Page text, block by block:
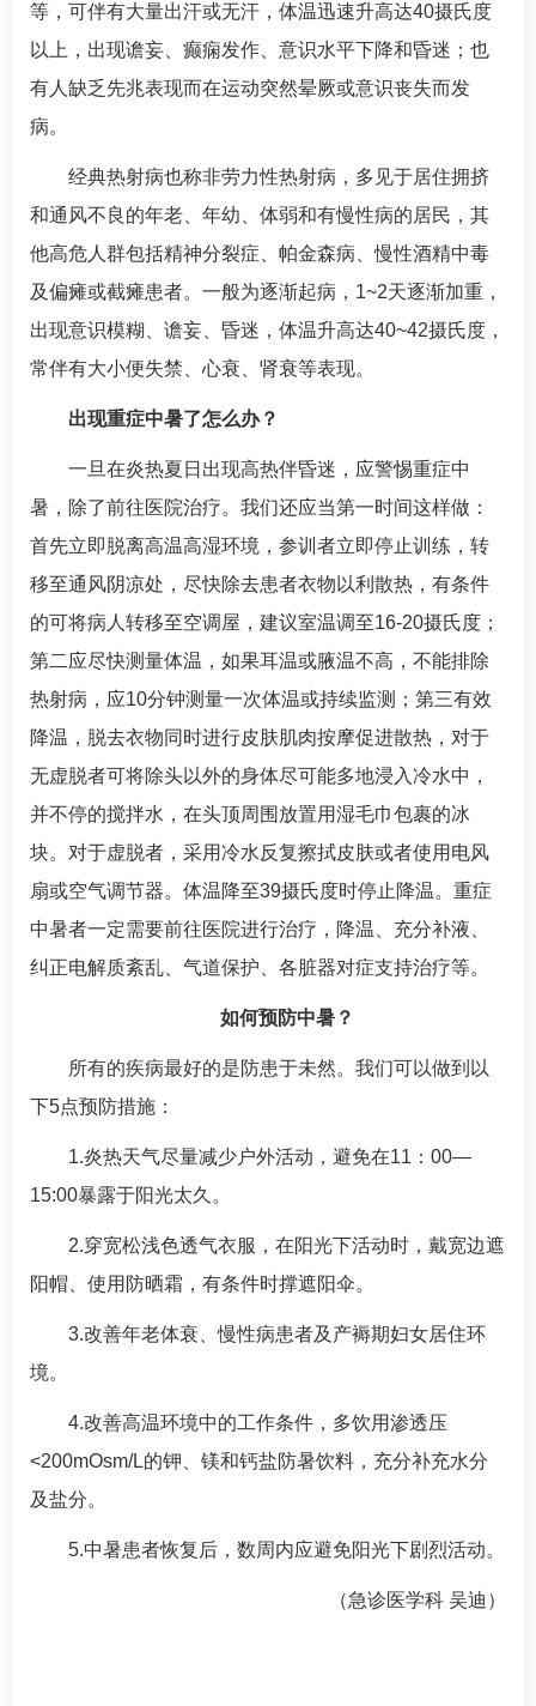
等，可伴有大量出汗或无汗，体温迅速升高达40摄氏度
以上，出现谵妄、癫痫发作、意识水平下降和昏迷 ；也
有人缺乏先兆表现而在运动突然晕厥或意识丧失而发
病。
经典热射病也称非劳力性热射病，多见于居住拥挤
和通风不良的年老、年幼、体弱和有慢性病的居民，其
他高危人群包括精神分裂症、帕金森病、慢性酒精中毒
及偏瘫或截瘫患者。一般为逐渐起病，1~2天逐渐加重，
出现意识模糊、谵妄、 昏迷 ，体温升高达40~42摄氏度，
常伴有大小便失禁、心衰、肾衰等表现。
出现重症中暑了怎么办？
一旦在炎热夏日出现高热伴昏迷 ，应警惕重症中
暑，除了前往医院治疗。我们还应当第一时间这样做：
首先立即脱离高温高湿环境，参训者立即停止训练，转
移至通风阴凉处，尽快除去患者衣物以利散热，有条件
的可将病人转移至空调屋，建议室温调至16-20摄氏度；
第二应尽快测量体温，如果耳温或腋温不高，不能排除
热射病，应10分钟测量一次体温或持续监测；第三有效
降温，脱去衣物同时进行皮肤肌肉按摩促进散热，对于
无虚脱者可将除头以外的身体尽可能多地浸入冷水中，
并不停的搅拌水，在头顶周围放置用湿毛巾包裹的冰
块。对于虚脱者，采用冷水反复擦拭皮肤或者使用电风
扇或空气调节器。体温降至39摄氏度时停止降温。重症
中暑者一定需要前往医院进行治疗，降温、充分补液、
纠正电解质紊乱、气道保护、各脏器对症支持治疗等。
如何预防中暑？
所有的疾病最好的是防患于未然。我们可以做到以
下5点预防措施：
1.炎热天气尽量减少户外活动，避免在11：00—
15:00暴露于阳光太久。
2.穿宽松浅色透气衣服，在阳光下活动时，戴宽边遮
阳帽、使用防晒霜，有条件时撑遮阳伞。
3.改善年老体衰、慢性病患者及产褥期妇女居住环
境。
4.改善高温环境中的工作条件，多饮用渗透压
<200mOsm/L的钾、镁和钙盐防暑饮料，充分补充水分
及盐分。
5.中暑患者恢复后，数周内应避免阳光下剧烈活动。
（急诊医学科 吴迪）